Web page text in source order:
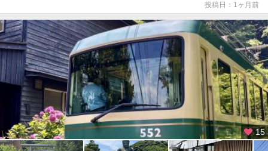
藤
沢
・
江
ノ
島
茅
ヶ
崎
投稿日：1ヶ月前
15